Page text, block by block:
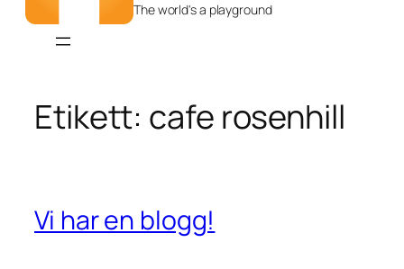
The world's a playground
Etikett: cafe rosenhill
Vi har en blogg!